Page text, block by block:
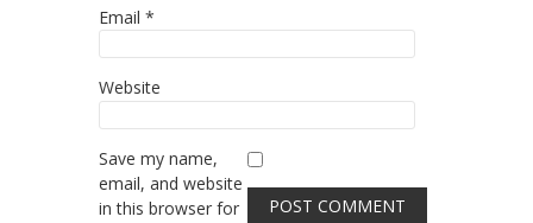
Email *
Website
Save my name,
email, and website
in this browser for